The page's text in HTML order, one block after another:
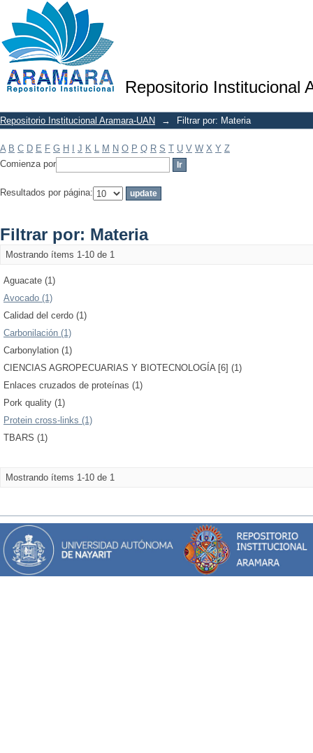
Repositorio Institucional
Filtrar por: Materia
Repositorio Institucional Aramara-UAN → Filtrar por: Materia
A B C D E F G H J K L M N O P Q R S T U V W X Y Z
Comienza por
Resultados por página:
Filtrar por: Materia
Mostrando ítems 1-10 de 1
Aguacate (1)
Avocado (1)
Calidad del cerdo (1)
Carbonilación (1)
Carbonylation (1)
CIENCIAS AGROPECUARIAS Y BIOTECNOLOGÍA [6] (1)
Enlaces cruzados de proteínas (1)
Pork quality (1)
Protein cross-links (1)
TBARS (1)
Mostrando ítems 1-10 de 1